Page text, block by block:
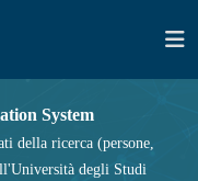
System
della ricerca (persone,
degli Studi